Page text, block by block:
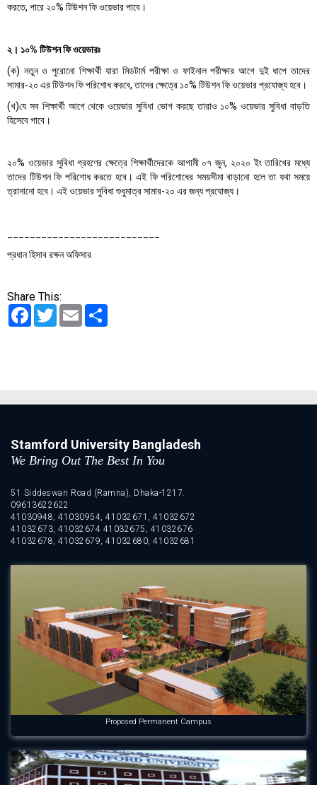
করতে, পারে ২০% টিউশন ফি ওয়েভার পাবে।
২। ১০% টিউশন ফি ওয়েভারঃ
(ক) নতুন ও পুরােনাে শিক্ষার্থী যারা মিডটার্ম পরীক্ষা ও ফাইনাল পরীক্ষার আগে দুই ধাপে তাদের
সামার-২০ এর টিউশন ফি পরিশােধ করবে, তাদের ক্ষেত্রে ১০% টিউশন ফি ওয়েভার প্রযােজ্য হবে।
(খ)যে সব শিক্ষার্থী আগে থেকে ওয়েভার সুবিধা ভােগ করছে তারাও ১০% ওয়েভার সুবিধা বাড়তি
হিসেবে পাবে।
২০% ওয়েভার সুবিধা গ্রহণের ক্ষেত্রে শিক্ষার্থীদেরকে আগামী ০৭ জুন, ২০২০ ইং তারিখের মধ্যে
তাদের টিউশন ফি পরিশােধ করতে হবে। এই ফি পরিশােধের সময়সীমা বাড়ানাে হলে তা যথা সময়ে
ত্রানানাে হবে। এই ওয়েভার সুবিধা শুধুমাত্র সামার-২০ এর জন্য প্রযোজ্য।
প্রধান হিসাব রক্ষন অফিসার
Share This:
Facebook
TwitterEmail
Stamford University Bangladesh
We Bring Out The Best In You
51 Siddeswari Road (Ramna), Dhaka-1217.
09613622622
41030948, 41030954, 41032671, 41032672
41032673, 41032674 41032675, 41032676
41032678, 41032679, 41032680, 41032681
Proposed Permanent Campus